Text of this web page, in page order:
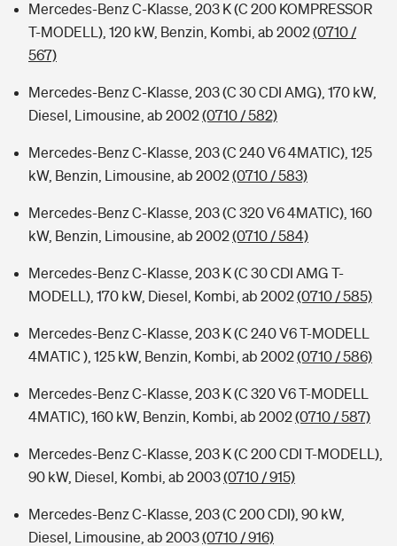
Mercedes-Benz C-Klasse, 203 K (C 200 KOMPRESSOR
T-MODELL), 120 kW, Benzin, Kombi, ab 2002(0710 /
567)
Mercedes-Benz C-Klasse, 203 (C 30 CDI AMG), 170 kW,
Diesel, Limousine, ab 2002(0710 / 582)
Mercedes-Benz C-Klasse, 203 (C 240 V6 4MATIC), 125
kW, Benzin, Limousine, ab 2002(0710 / 583)
Mercedes-Benz C-Klasse, 203 (C 320 V6 4MATIC), 160
kW, Benzin, Limousine, ab 2002(0710 / 584)
Mercedes-Benz C-Klasse, 203 K (C 30 CDI AMG T-
MODELL), 170 kW, Diesel, Kombi, ab 2002(0710 / 585)
Mercedes-Benz C-Klasse, 203 K (C 240 V6 T-MODELL
4MATIC ), 125 kW, Benzin, Kombi, ab 2002(0710 / 586)
Mercedes-Benz C-Klasse, 203 K (C 320 V6 T-MODELL
4MATIC), 160 kW, Benzin, Kombi, ab 2002(0710 / 587)
Mercedes-Benz C-Klasse, 203 K (C 200 CDI T-MODELL),
90 kW, Diesel, Kombi, ab 2003(0710 / 915)
Mercedes-Benz C-Klasse, 203 (C 200 CDI), 90 kW,
Diesel, Limousine, ab 2003(0710 / 916)